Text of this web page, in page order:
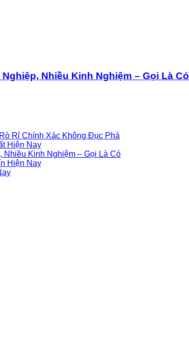
Nhiều Kinh Nghiệm – Gọi Là Có
Rỉ Chính Xác Không Đục Phá
Hiện Nay
Kinh Nghiệm – Gọi Là Có
Hiện Nay